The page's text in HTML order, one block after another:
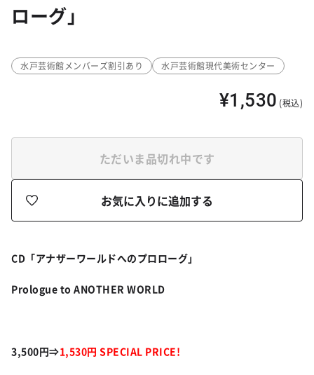
ローグ」
水戸芸術館メンバーズ割引あり 水戸芸術館現代美術センター
¥1,530 (税込)
ただいま品切れ中です
お気に入りに追加する
CD「アナザーワールドへのプロローグ」
Prologue to ANOTHER WORLD
3,500円⇒1,530円 SPECIAL PRICE!